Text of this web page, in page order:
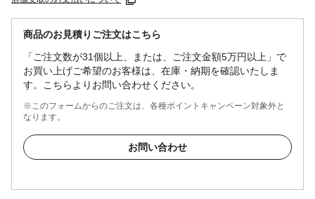
商品のお見積りご注文はこちら
「ご注文数が31個以上、または、ご注文金額5万円以上」で
お買い上げご希望のお客様は、在庫・納期を確認いたしま
す。こちらよりお問い合わせください。
※このフォームからのご注文は、各種ポイントキャンペーン対象外と
なります。
お問い合わせ